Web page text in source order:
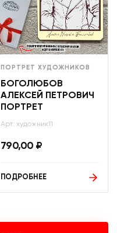
ПОРТРЕТ ХУДОЖНИКОВ
БОГОЛЮБОВ
АЛЕКСЕЙ ПЕТРОВИЧ
ПОРТРЕТ
Арт: художник11
790,00 ₽
ПОДРОБНЕЕ